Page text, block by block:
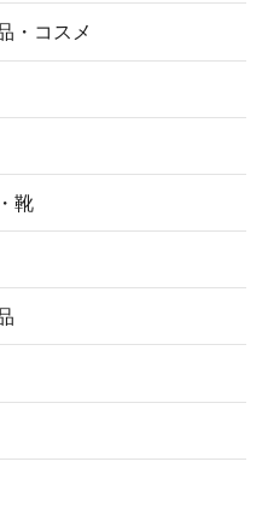
・コスメ
靴